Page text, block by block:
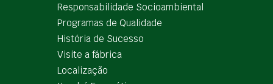
Responsabilidade Socioambiental
Programas de Qualidade
História de Sucesso
Visite a fábrica
Localização